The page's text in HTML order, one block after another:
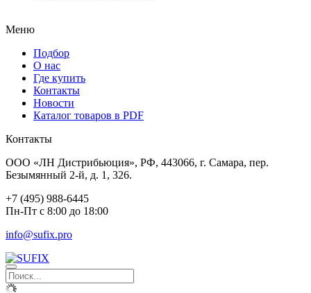
Меню
Подбор
О нас
Где купить
Контакты
Новости
Каталог товаров в PDF
Контакты
ООО «ЛН Дистрибьюция», РФ, 443066, г. Самара, пер.
Безымянный 2-й, д. 1, 326.
+7 (495) 988-6445
Пн-Пт с 8:00 до 18:00
info@sufix.pro